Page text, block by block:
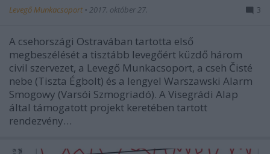
Levegő Munkacsoport • 2017. október 27. 3
A csehországi Ostravában tartotta első
megbeszélését a tisztább levegőért küzdő három
civil szervezet, a Levegő Munkacsoport, a cseh Čisté
nebe (Tiszta Égbolt) és a lengyel Warszawski Alarm
Smogowy (Varsói Szmogriadó). A Visegrádi Alap
által támogatott projekt keretében tartott
rendezvény…